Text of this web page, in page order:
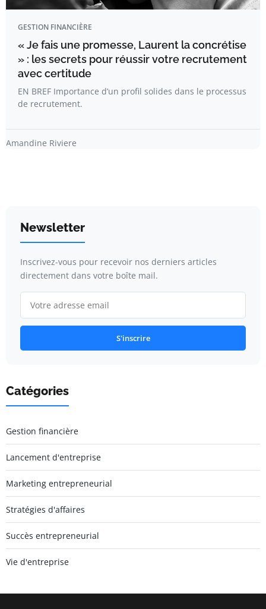
GESTION FINANCIÈRE
« Je fais une promesse, Laurent la concrétise
» : les secrets pour réussir votre recrutement
avec certitude
EN BREF Importance d’un profil solides dans le processus
de recrutement.
Amandine Riviere
Newsletter
Inscrivez-vous pour recevoir nos derniers articles
directement dans votre boîte mail.
S'inscrire
Catégories
Gestion financière
Lancement d'entreprise
Marketing entrepreneurial
Stratégies d'affaires
Succès entrepreneurial
Vie d'entreprise